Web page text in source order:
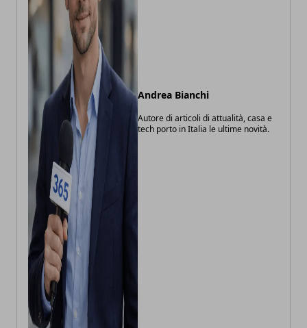
Andrea Bianchi
Autore di articoli di attualità, casa e
tech porto in Italia le ultime novità.